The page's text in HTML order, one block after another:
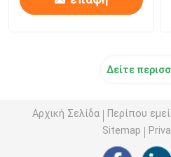
Δείτε
Αρχική Σελίδα Περίπου
Sitemap